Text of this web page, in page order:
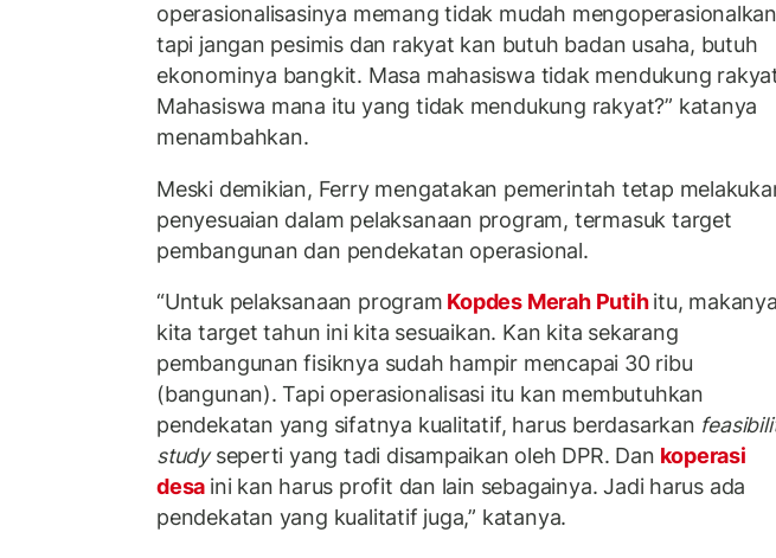
operasionalisasinya memang tidak mudah mengoperasionalkan
tapi jangan pesimis dan rakyat kan butuh badan usaha, butuh
ekonominya bangkit. Masa mahasiswa tidak mendukung
Mahasiswa mana itu yang tidak mendukung rakyat?” katanya
menambahkan.
Meski demikian, Ferry mengatakan pemerintah tetap
penyesuaian dalam pelaksanaan program, termasuk target
pembangunan dan pendekatan operasional.
“Untuk pelaksanaan program Kopdes Merah Putihitu, makanya
kita target tahun ini kita sesuaikan. Kan kita sekarang
pembangunan fisiknya sudah hampir mencapai 30 ribu
(bangunan). Tapi operasionalisasi itu kan membutuhkan
pendekatan yang sifatnya kualitatif, harus berdasarkan
studyseperti yang tadi disampaikan oleh DPR. Dan koperasi
desa ini kan harus profit dan lain sebagainya. Jadi harus ada
pendekatan yang kualitatif juga,” katanya.